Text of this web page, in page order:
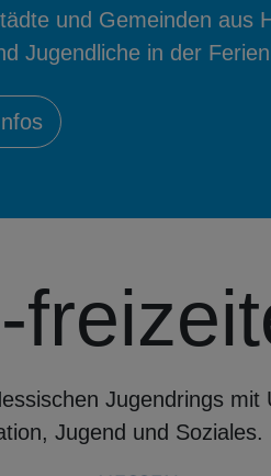
und Gemeinden aus
Jugendliche in der
Jugendrings mit
Jugend und Soziales.